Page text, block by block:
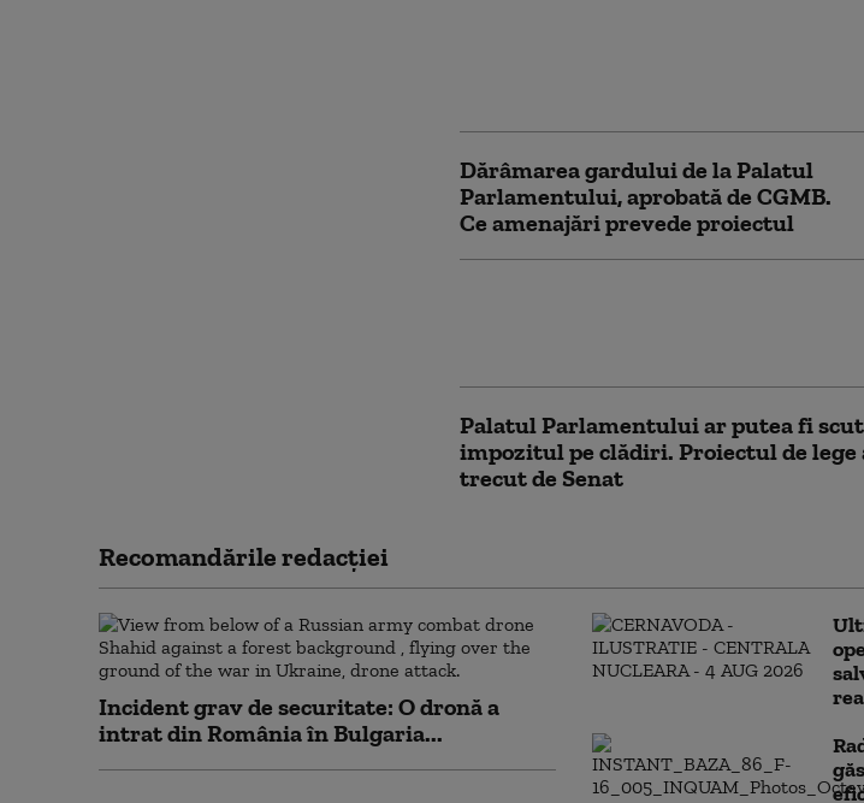
Dărâmarea gardului de la Palatul
Parlamentului, aprobată de CGMB.
Ce amenajări prevede proiectul
Palatul Parlamentului ar putea fi
impozitul pe clădiri. Proiectul de lege
trecut de Senat
Recomandările redacţiei
Incident grav de securitate: O dronă a
intrat din România în Bulgaria...